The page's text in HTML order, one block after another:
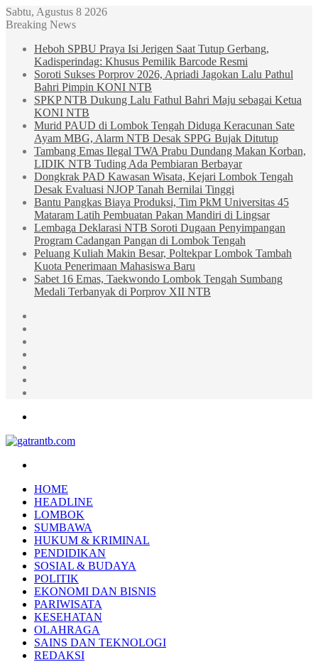
Sabtu, Agustus 8 2026
Breaking News
Heboh SPBU Praya Isi Jerigen Saat Tutup Gerbang,
Kadisperindag: Khusus Pemilik Barcode Resmi
Soroti Sukses Porprov 2026, Apriadi Jagokan Lalu Pathul
Bahri Pimpin KONI NTB
SPKP NTB Dukung Lalu Fathul Bahri Maju sebagai Ketua
KONI NTB
Murid PAUD di Lombok Tengah Diduga Keracunan Sate
Ayam MBG, Alarm NTB Desak SPPG Bujak Ditutup
Tambang Emas Ilegal TWA Prabu Dundang Makan Korban,
LIDIK NTB Tuding Ada Pembiaran Berbayar
Dongkrak PAD Kawasan Wisata, Kejari Lombok Tengah
Desak Evaluasi NJOP Tanah Bernilai Tinggi
Bantu Pangkas Biaya Produksi, Tim PkM Universitas 45
Mataram Latih Pembuatan Pakan Mandiri di Lingsar
Lembaga Deklarasi NTB Soroti Dugaan Penyimpangan
Program Cadangan Pangan di Lombok Tengah
Peluang Kuliah Makin Besar, Poltekpar Lombok Tambah
Kuota Penerimaan Mahasiswa Baru
Sabet 16 Emas, Taekwondo Lombok Tengah Sumbang
Medali Terbanyak di Porprov XII NTB
HOME
HEADLINE
LOMBOK
SUMBAWA
HUKUM & KRIMINAL
PENDIDIKAN
SOSIAL & BUDAYA
POLITIK
EKONOMI DAN BISNIS
PARIWISATA
KESEHATAN
OLAHRAGA
SAINS DAN TEKNOLOGI
REDAKSI